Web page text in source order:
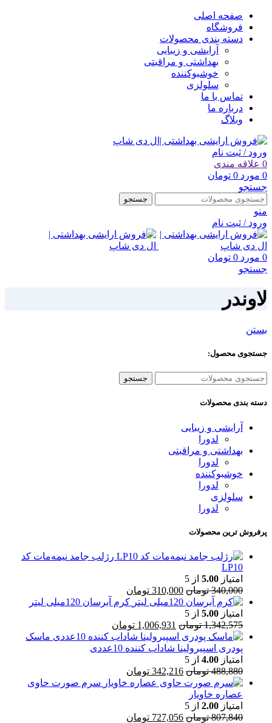
صفحه اصلی
فروشگاه
دسته بندی محصولات
آرایشی و زیبایی
بهداشتی و مراقبتی
خوشبوکننده
سلولزی
تماس با ما
درباره ما
وبلاگ
ورود / ثبت نام
0 علاقه مندی
0 مورد 0 تومان
جستجو
جستجو
منو
ورود / ثبت نام
0 مورد 0 تومان
جستجو
لاوندر
بستن
جستجوی محصول:
جستجو
دسته بندی محصولات
آرایشی و زیبایی
لدورا
بهداشتی و مراقبتی
لدورا
خوشبوکننده
لدورا
سلولزی
لدورا
پرفروش ترین محصولات
رژلب جامد نیمه‌مات کد
LP10
امتیاز 5.00 از 5
340,000 تومان 310,000 تومان
کرم آبرسان 120میلی لیتر
امتیاز 5.00 از 5
1,342,575 تومان 1,006,931 تومان
ماسک
پودری اسپیرولینا شاداب کننده 10عددی
امتیاز 4.00 از 5
488,880 تومان 342,216 تومان
سرم صورت حاوی
عصاره خاویار
امتیاز 2.00 از 5
807,840 تومان 727,056 تومان